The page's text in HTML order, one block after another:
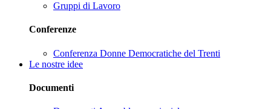
Gruppi di Lavoro
Conferenze
Conferenza Donne Democratiche del Trenti
Le nostre idee
Documenti